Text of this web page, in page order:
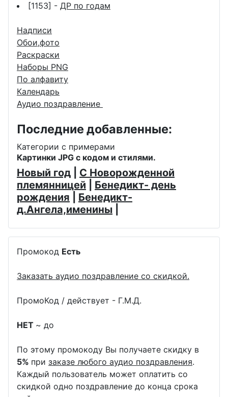
[1153] - ДР по годам
Надписи
Обои,фото
Раскраски
Наборы PNG
По алфавиту
Календарь
Аудио поздравление
Последние добавленные:
Категории с примерами
Картинки JPG с кодом и стилями.
Новый год
С Новорожденной
племянницей
Бенедикт- день
рождения
Бенедикт-
д.Ангела,именины
Промокод Есть
Заказать аудио поздравление со скидкой.
ПромоКод / действует - Г.М.Д.
НЕТ ~ до
По этому промокоду Вы получаете скидку в
5% при заказе любого аудио поздравления.
Каждый пользователь может оплатить со
скидкой одно поздравление до конца срока